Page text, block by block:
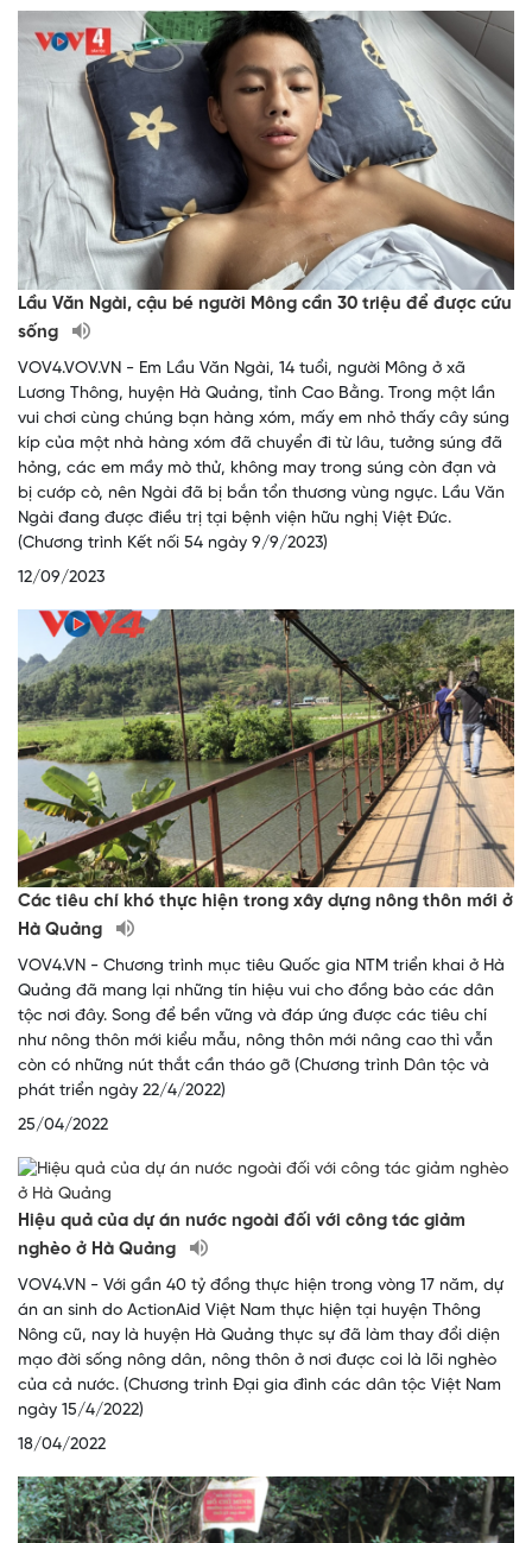
Lầu Văn Ngài, cậu bé người Mông cần 30 triệu để được cứu
sống
VOV4.VOV.VN - Em Lầu Văn Ngài, 14 tuổi, người Mông ở xã
Lương Thông, huyện Hà Quảng, tỉnh Cao Bằng. Trong một lần
vui chơi cùng chúng bạn hàng xóm, mấy em nhỏ thấy cây súng
kíp của một nhà hàng xóm đã chuyển đi từ lâu, tưởng súng đã
hỏng, các em mầy mò thử, không may trong súng còn đạn và
bị cướp cò, nên Ngài đã bị bắn tổn thương vùng ngực. Lầu Văn
Ngài đang được điều trị tại bệnh viện hữu nghị Việt Đức.
(Chương trình Kết nối 54 ngày 9/9/2023)
12/09/2023
Các tiêu chí khó thực hiện trong xây dựng nông thôn mới ở
Hà Quảng
VOV4.VN - Chương trình mục tiêu Quốc gia NTM triển khai ở Hà
Quảng đã mang lại những tín hiệu vui cho đồng bào các dân
tộc nơi đây. Song để bền vững và đáp ứng được các tiêu chí
như nông thôn mới kiểu mẫu, nông thôn mới nâng cao thì vẫn
còn có những nút thắt cần tháo gỡ (Chương trình Dân tộc và
phát triển ngày 22/4/2022)
25/04/2022
Hiệu quả của dự án nước ngoài đối với công tác giảm
nghèo ở Hà Quảng
VOV4.VN - Với gần 40 tỷ đồng thực hiện trong vòng 17 năm, dự
án an sinh do ActionAid Việt Nam thực hiện tại huyện Thông
Nông cũ, nay là huyện Hà Quảng thực sự đã làm thay đổi diện
mạo đời sống nông dân, nông thôn ở nơi được coi là lõi nghèo
của cả nước. (Chương trình Đại gia đình các dân tộc Việt Nam
ngày 15/4/2022)
18/04/2022